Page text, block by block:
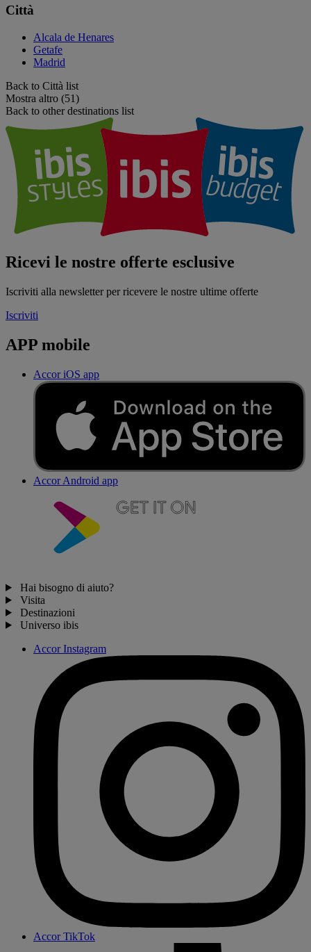
Città
Alcala de Henares
Getafe
Madrid
Back to Città list
Mostra altro (51)
Back to other destinations list
Ricevi le nostre offerte esclusive
Iscriviti alla newsletter per ricevere le nostre ultime offerte
Iscriviti
APP mobile
Accor iOS app
Accor Android app
Hai bisogno di aiuto?
Visita
Destinazioni
Universo ibis
Accor Instagram
Accor TikTok